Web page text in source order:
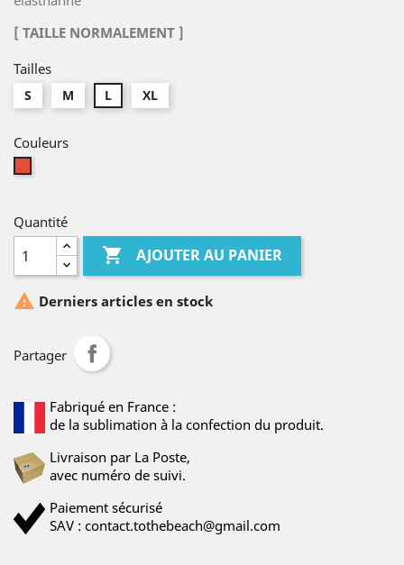
[ TAILLE NORMALEMENT ]
Tailles
S M L XL
Couleurs
Quantité
 AJOUTER AU PANIER
 Derniers articles en stock
Partager
Fabriqué en France :
de la sublimation à la confection du produit.
Livraison par La Poste,
avec numéro de suivi.
Paiement sécurisé
SAV : contact.tothebeach@gmail.com